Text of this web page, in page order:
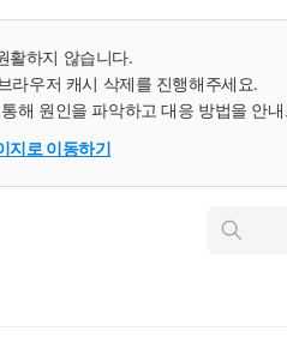
활하지 않습니다.
라우저 캐시 삭제를 진행해주세요.
해 원인을 파악하고 대응 방법을 안
지로 이동하기
인